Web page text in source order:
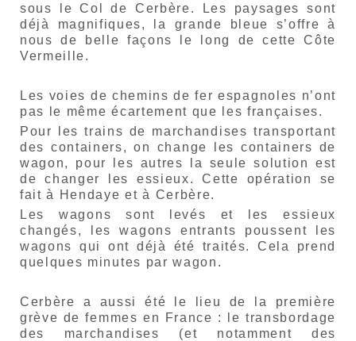
sous le Col de Cerbère. Les paysages sont
déjà magnifiques, la grande bleue s’offre à
nous de belle façons le long de cette Côte
Vermeille.
Les voies de chemins de fer espagnoles n’ont
pas le même écartement que les françaises.
Pour les trains de marchandises transportant
des containers, on change les containers de
wagon, pour les autres la seule solution est
de changer les essieux. Cette opération se
fait à Hendaye et à Cerbère.
Les wagons sont levés et les essieux
changés, les wagons entrants poussent les
wagons qui ont déjà été traités. Cela prend
quelques minutes par wagon.
Cerbère a aussi été le lieu de la première
grève de femmes en France : le transbordage
des marchandises (et notamment des